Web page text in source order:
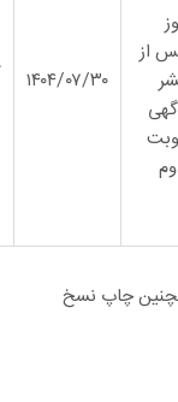
از
۱۴۰۴/۰۷/۳۰
چاپ نسخ